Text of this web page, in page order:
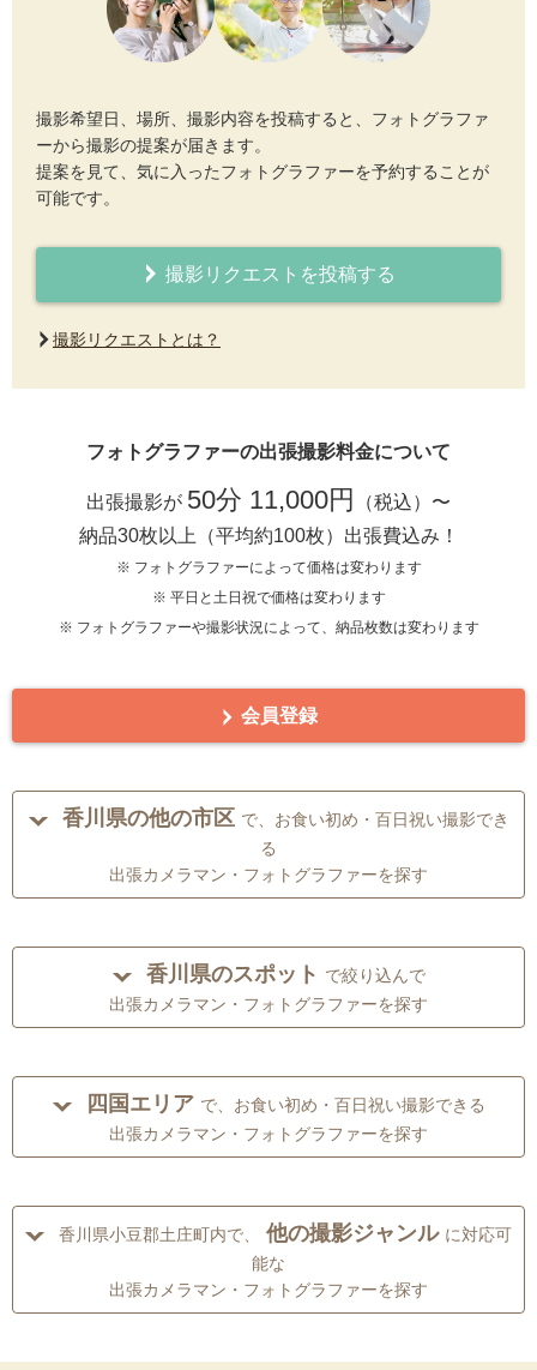
撮影希望日、場所、撮影内容を投稿すると、フォトグラファ
ーから撮影の提案が届きます。
提案を見て、気に入ったフォトグラファーを予約することが
可能です。
撮影リクエストを投稿する
撮影リクエストとは？
フォトグラファーの出張撮影料金について
出張撮影が 50分 11,000円
（税込）〜
納品30枚以上（平均約100枚）出張費込み！
※ フォトグラファーによって価格は変わります
※ 平日と土日祝で価格は変わります
※ フォトグラファーや撮影状況によって、納品枚数は変わります
会員登録
香川県の他の市区 で、お食い初め・百日祝い撮影でき
る
出張カメラマン・フォトグラファーを探す
香川県のスポット で絞り込んで
出張カメラマン・フォトグラファーを探す
四国エリア で、お食い初め・百日祝い撮影できる
出張カメラマン・フォトグラファーを探す
香川県小豆郡土庄町内で、 他の撮影ジャンル に対応可
能な
出張カメラマン・フォトグラファーを探す